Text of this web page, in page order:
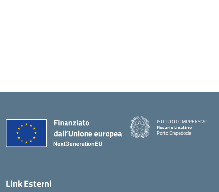
ISTITUTO COMPRENSIVO
Rosario Livatino
Porto Empedocle
Link Esterni